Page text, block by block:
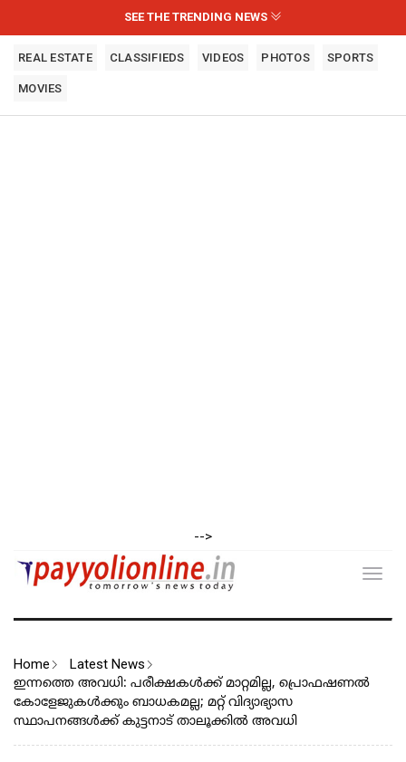
SEE THE TRENDING NEWS
REAL ESTATE CLASSIFIEDS VIDEOS PHOTOS SPORTS
MOVIES
-->
Home Latest News
ഇന്നത്തെ അവധി: പരീക്ഷകൾക്ക് മാറ്റമില്ല, പ്രൊഫഷണൽ
കോളേജുകൾക്കും ബാധകമല്ല; മറ്റ് വിദ്യാഭ്യാസ
സ്ഥാപനങ്ങൾക്ക് കുട്ടനാട് താലൂക്കിൽ അവധി